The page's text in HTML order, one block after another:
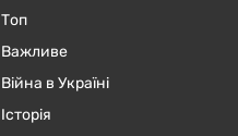
Топ
Важливе
Війна в Україні
Історія